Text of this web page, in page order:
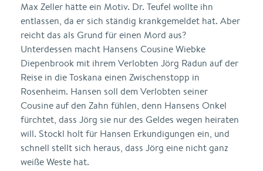
Max Zeller hätte ein Motiv. Dr. Teufel wollte ihn
entlassen, da er sich ständig krankgemeldet hat. Aber
reicht das als Grund für einen Mord aus?
Unterdessen macht Hansens Cousine Wiebke
Diepenbrook mit ihrem Verlobten Jörg Radun auf der
Reise in die Toskana einen Zwischenstopp in
Rosenheim. Hansen soll dem Verlobten seiner
Cousine auf den Zahn fühlen, denn Hansens Onkel
fürchtet, dass Jörg sie nur des Geldes wegen heiraten
will. Stockl holt für Hansen Erkundigungen ein, und
schnell stellt sich heraus, dass Jörg eine nicht ganz
weiße Weste hat.